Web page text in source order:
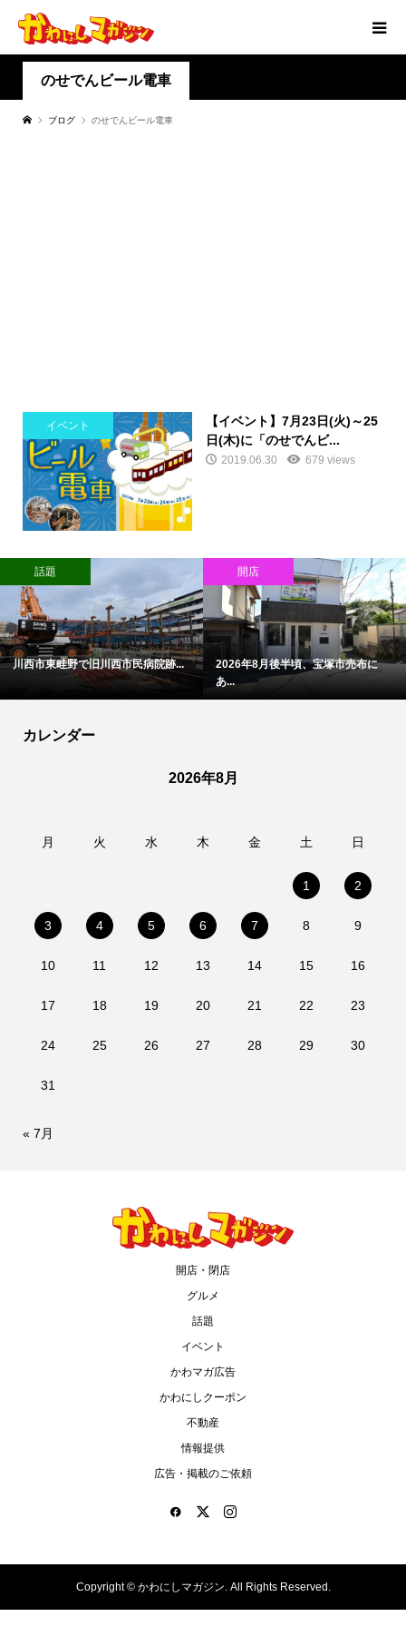
のせでんビール電車
ブログ のせでんビール電車
イベント
【イベント】7月23日(火)～25
日(木)に「のせでんビ...
2019.06.30 679 views
話題
川西市東畦野で旧川西市民病院跡...
開店
2026年8月後半頃、宝塚市売布に
あ...
カレンダー
2026年8月
月 火 水 木 金 土 日
1 2
3 4 5 6 7 8 9
10 11 12 13 14 15 16
17 18 19 20 21 22 23
24 25 26 27 28 29 30
31
« 7月
開店・閉店
グルメ
話題
イベント
かわマガ広告
かわにしクーポン
不動産
情報提供
広告・掲載のご依頼
Copyright ©かわにしマガジン. All Rights Reserved.